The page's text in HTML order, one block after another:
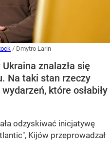
/ Dmytro Larin
znalazła się
Na taki stan rzeczy
które osłabiły
odzyskiwać inicjatywę
Kijów przeprowadzał